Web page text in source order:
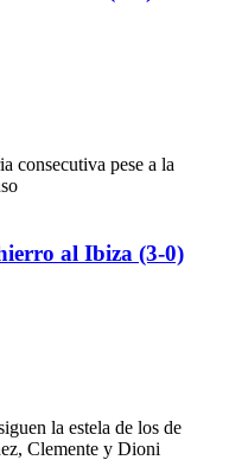
consecutiva pese a la
al Ibiza (3-0)
la estela de los de
Clemente y Dioni